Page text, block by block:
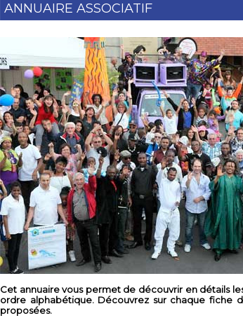
ANNUAIRE ASSOCIATIF
Cet annuaire vous permet de découvrir en détails
ordre alphabétique. Découvrez sur chaque fiche
proposées.